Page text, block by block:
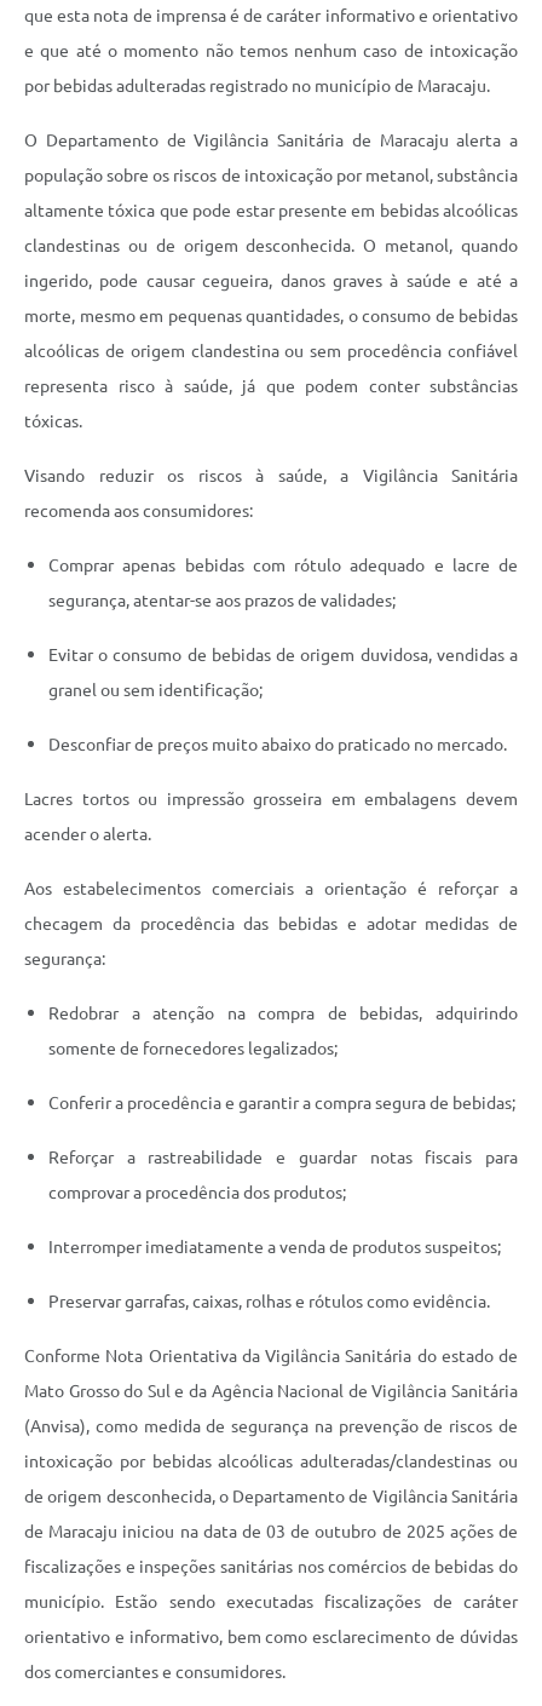
que esta nota de imprensa é de caráter informativo e orientativo
e que até o momento não temos nenhum caso de intoxicação
por bebidas adulteradas registrado no município de Maracaju.
O Departamento de Vigilância Sanitária de Maracaju alerta a
população sobre os riscos de intoxicação por metanol, substância
altamente tóxica que pode estar presente em bebidas alcoólicas
clandestinas ou de origem desconhecida. O metanol, quando
ingerido, pode causar cegueira, danos graves à saúde e até a
morte, mesmo em pequenas quantidades, o consumo de bebidas
alcoólicas de origem clandestina ou sem procedência confiável
representa risco à saúde, já que podem conter substâncias
tóxicas.
Visando reduzir os riscos à saúde, a Vigilância Sanitária
recomenda aos consumidores:
Comprar apenas bebidas com rótulo adequado e lacre de
segurança, atentar-se aos prazos de validades;
Evitar o consumo de bebidas de origem duvidosa, vendidas a
granel ou sem identificação;
Desconfiar de preços muito abaixo do praticado no mercado.
Lacres tortos ou impressão grosseira em embalagens devem
acender o alerta.
Aos estabelecimentos comerciais a orientação é reforçar a
checagem da procedência das bebidas e adotar medidas de
segurança:
Redobrar a atenção na compra de bebidas, adquirindo
somente de fornecedores legalizados;
Conferir a procedência e garantir a compra segura de bebidas;
Reforçar a rastreabilidade e guardar notas fiscais para
comprovar a procedência dos produtos;
Interromper imediatamente a venda de produtos suspeitos;
Preservar garrafas, caixas, rolhas e rótulos como evidência.
Conforme Nota Orientativa da Vigilância Sanitária do estado de
Mato Grosso do Sul e da Agência Nacional de Vigilância Sanitária
(Anvisa), como medida de segurança na prevenção de riscos de
intoxicação por bebidas alcoólicas adulteradas/clandestinas ou
de origem desconhecida, o Departamento de Vigilância Sanitária
de Maracaju iniciou na data de 03 de outubro de 2025 ações de
fiscalizações e inspeções sanitárias nos comércios de bebidas do
município. Estão sendo executadas fiscalizações de caráter
orientativo e informativo, bem como esclarecimento de dúvidas
dos comerciantes e consumidores.